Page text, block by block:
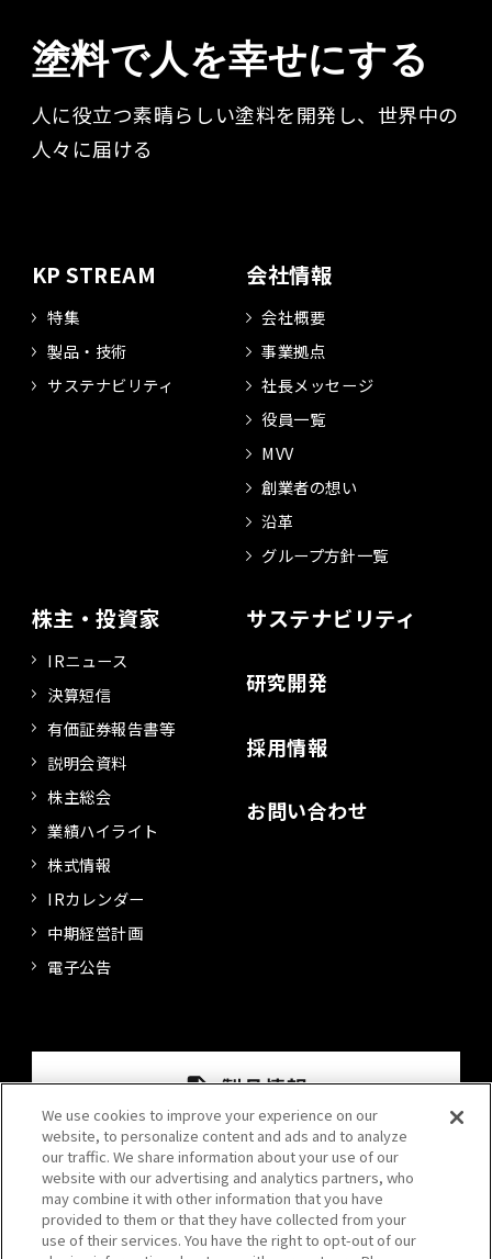
塗料で人を幸せにする
人に役立つ素晴らしい塗料を開発し、世界中の
人々に届ける​
KP STREAM
特集
製品・技術
サステナビリティ
会社情報
会社概要
事業拠点
社長メッセージ
役員一覧
MVV
創業者の想い
沿革
グループ方針一覧
株主・投資家
IRニュース
決算短信
有価証券報告書等
説明会資料
株主総会
業績ハイライト
株式情報
IRカレンダー
中期経営計画
電子公告
サステナビリティ
研究開発
採用情報
お問い合わせ
We use cookies to improve your experience on our
website, to personalize content and ads and to analyze
our traffic. We share information about your use of our
website with our advertising and analytics partners, who
may combine it with other information that you have
provided to them or that they have collected from your
use of their services. You have the right to opt-out of our